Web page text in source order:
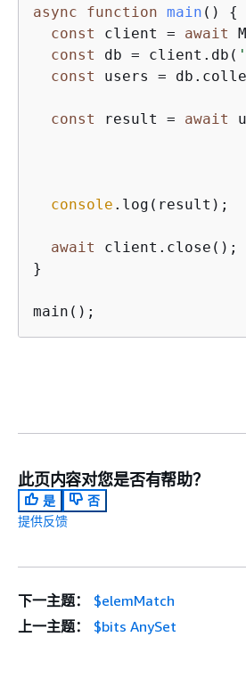
async function main ( ) {
const
client = await
const
db = client.db(
const
users =
const result = await
console .log(result);
await
client.close();
}
main();
此页内容对您是否有帮助？
是
否
提供反馈
下一主题：
$elemMatch
上一主题：
$bits AnySet